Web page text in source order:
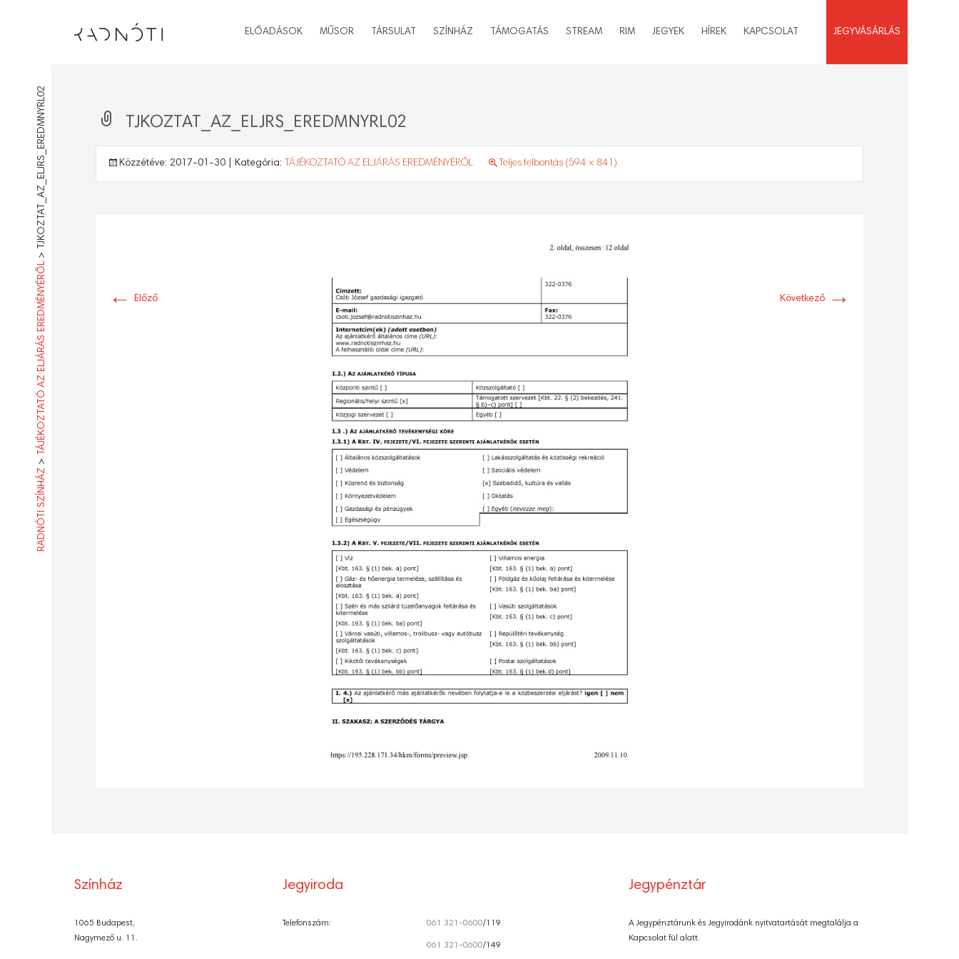
ELŐADÁSOK MŰSOR TÁRSULAT SZÍNHÁZ TÁMOGATÁS STREAM RIM JEGYEK HÍREK KAPCSOLAT JEGYVÁSÁRLÁS
RADNÓTI SZÍNHÁZ
>
TÁJÉKOZTATÓ AZ ELJÁRÁS EREDMÉNYÉRŐL
>
TJKOZTAT_AZ_ELJRS_EREDMNYRL02 TJKOZTAT_AZ_ELJRS_EREDMNYRL02
Közzétéve: 2017-01-30 | Kategória: TÁJÉKOZTATÓ AZ ELJÁRÁS EREDMÉNYÉRŐL Teljes felbontás (594 × 841)
← Előző Következő →
Színház
1065 Budapest,
Nagymező u. 11.
Jegyiroda
Telefonszám: 061 321-0600/119
061 321-0600/149
Jegypénztár
A Jegypénztárunk és Jegyirodánk nyitvatartását megtalálja a
Kapcsolat fül alatt.